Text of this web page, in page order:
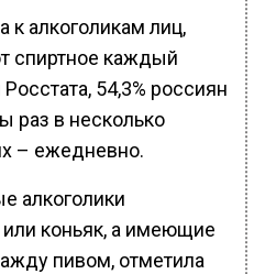
к алкоголикам лиц,
спиртное каждый
54,3% россиян
раз в несколько
– ежедневно.
алкоголики
коньяк, а имеющие
пивом, отметила